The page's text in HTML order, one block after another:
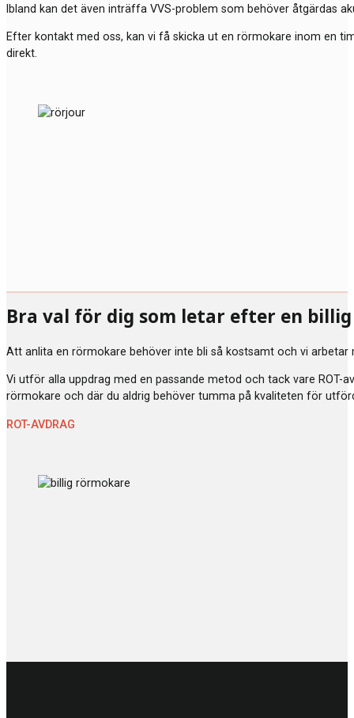
Ibland kan det även inträffa VVS-problem som behöver åtgärdas
Efter kontakt med oss, kan vi få skicka ut en rörmokare inom en
direkt.
Bra val för dig som letar efter en
Att anlita en rörmokare behöver inte bli så kostsamt och vi
Vi utför alla uppdrag med en passande metod och tack vare ROT-
rörmokare och där du aldrig behöver tumma på kvaliteten för
ROT-AVDRAG